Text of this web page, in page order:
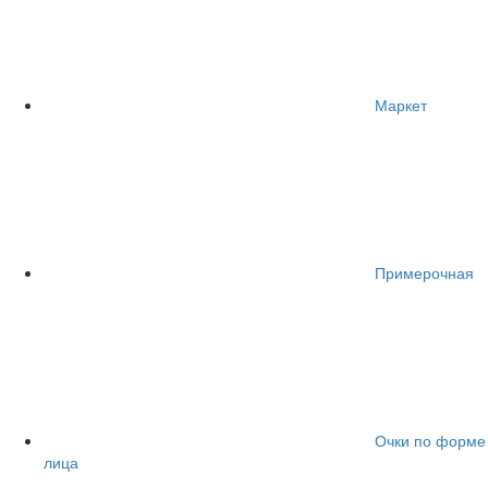
Маркет
Примерочная
Очки по форме
лица